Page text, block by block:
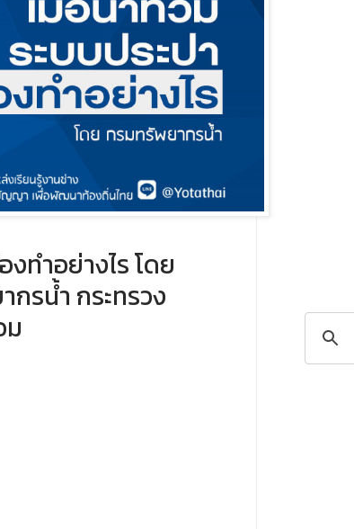
ทำอย่างไร โดย
รน้ำ กระทรวง